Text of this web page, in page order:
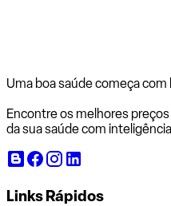
Uma boa saúde começa com
Encontre os melhores
da sua saúde com
Links Rápidos